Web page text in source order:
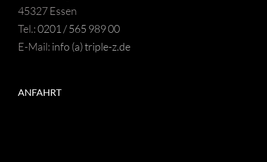
45327 Essen
Tel.:0201 / 565 989 00
E-Mail: info (a) triple-z.de
ANFAHRT